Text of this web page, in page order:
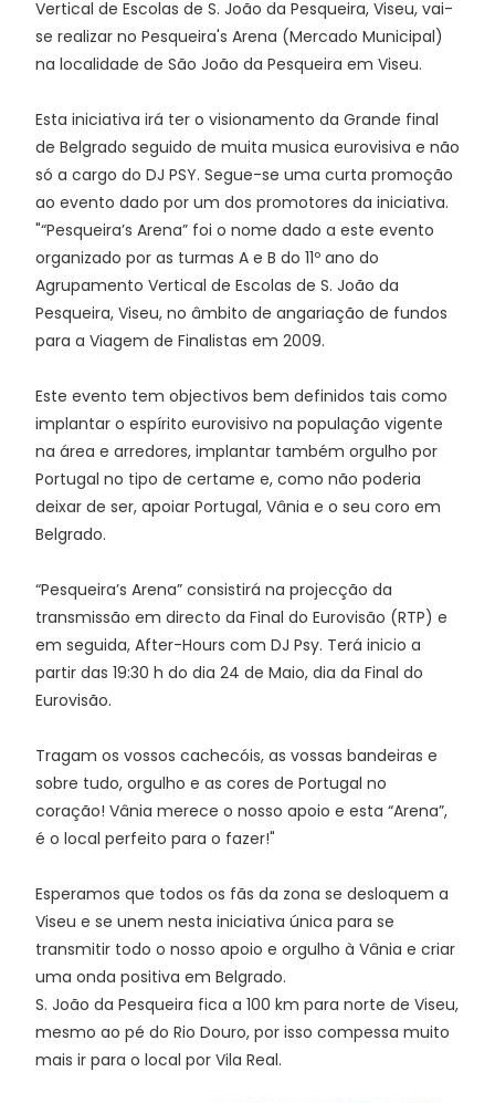
Vertical de Escolas de S. João da Pesqueira, Viseu, vai-
se realizar no Pesqueira's Arena (Mercado Municipal)
na localidade de São João da Pesqueira em Viseu.
Esta iniciativa irá ter o visionamento da Grande final
de Belgrado seguido de muita musica eurovisiva e não
só a cargo do DJ PSY. Segue-se uma curta promoção
ao evento dado por um dos promotores da iniciativa.
"“Pesqueira’s Arena” foi o nome dado a este evento
organizado por as turmas A e B do 11º ano do
Agrupamento Vertical de Escolas de S. João da
Pesqueira, Viseu, no âmbito de angariação de fundos
para a Viagem de Finalistas em 2009.
Este evento tem objectivos bem definidos tais como
implantar o espírito eurovisivo na população vigente
na área e arredores, implantar também orgulho por
Portugal no tipo de certame e, como não poderia
deixar de ser, apoiar Portugal, Vânia e o seu coro em
Belgrado.
“Pesqueira’s Arena” consistirá na projecção da
transmissão em directo da Final do Eurovisão (RTP) e
em seguida, After-Hours com DJ Psy. Terá inicio a
partir das 19:30 h do dia 24 de Maio, dia da Final do
Eurovisão.
Tragam os vossos cachecóis, as vossas bandeiras e
sobre tudo, orgulho e as cores de Portugal no
coração! Vânia merece o nosso apoio e esta “Arena”,
é o local perfeito para o fazer!"
Esperamos que todos os fãs da zona se desloquem a
Viseu e se unem nesta iniciativa única para se
transmitir todo o nosso apoio e orgulho à Vânia e criar
uma onda positiva em Belgrado.
S. João da Pesqueira fica a 100 km para norte de Viseu,
mesmo ao pé do Rio Douro, por isso compessa muito
mais ir para o local por Vila Real.